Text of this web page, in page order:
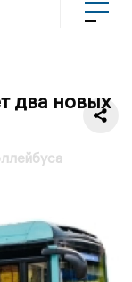
два новых